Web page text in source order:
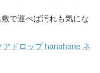
で運べば汚れも気にな
ドロップ hanahane ネ